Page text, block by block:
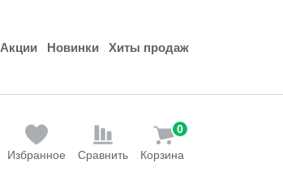
Акции Новинки Хиты продаж
Избранное Сравнить Корзина
0